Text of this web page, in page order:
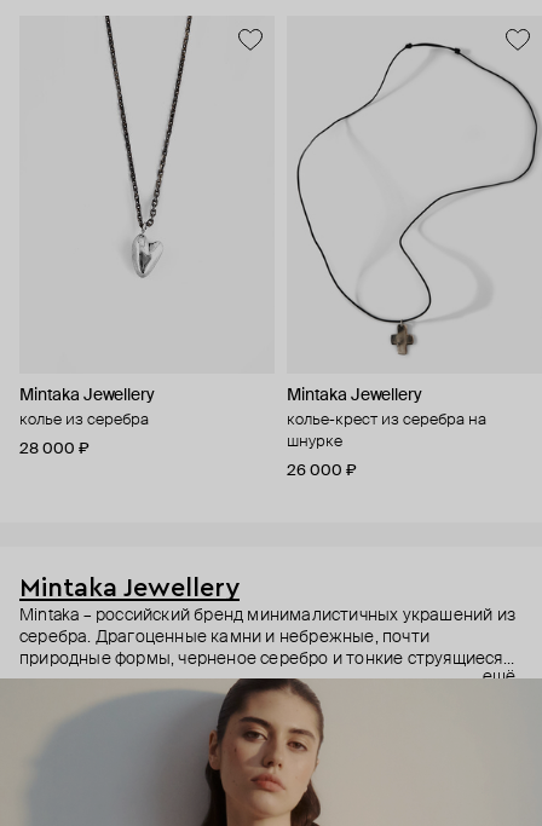
Mintaka Jewellery
колье из серебра
28 000 ₽
Mintaka Jewellery
колье-крест из серебра на
шнурке
26 000 ₽
Mintaka Jewellery
Mintaka – российский бренд минималистичных украшений из
серебра. Драгоценные камни и небрежные, почти
природные формы, черненое серебро и тонкие струящиеся
цепи – в этих украшениях дизайнеры соединили силу и
нежность, авангардные детали и классический дизайн.
Какую часть вашего характера они подчеркнут? Выбор за
ещё